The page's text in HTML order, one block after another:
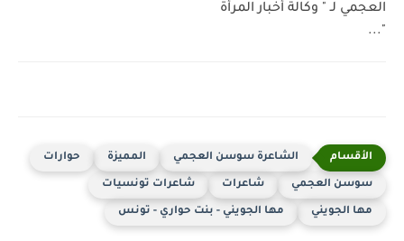
العجمي لـ " وكالة أخبار المرأة
"...
الشاعرة سوسن العجمي المميزة حوارات
سوسن العجمي شاعرات شاعرات تونسيات
مها الجويني مها الجويني - بنت حواري - تونس